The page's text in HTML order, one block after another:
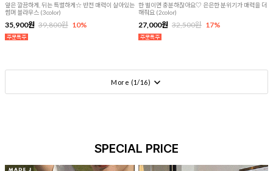
앞은 깔끔하게, 뒤는 특별하게☆ 반전 매력이 살아있는
썸머 블라우스 (3color)
35,900원 39,800원 10%
한 벌이면 충분하잖아요♡ 은은한 분위기가 매력을 더
해줘요 (2color)
27,000원 32,500원 17%
More (1/16)
SPECIAL PRICE